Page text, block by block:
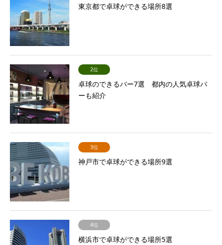
東京都で卓球ができる場所8選
2位
卓球のできるバー7選 都内の人気卓球バ
ーも紹介
3位
神戸市で卓球ができる場所9選
4位
横浜市で卓球ができる場所5選